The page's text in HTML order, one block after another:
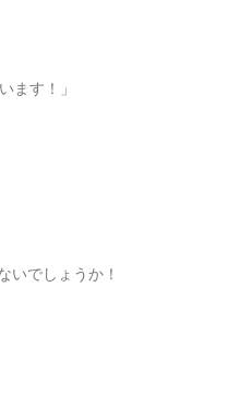
ます！」
いでしょうか！